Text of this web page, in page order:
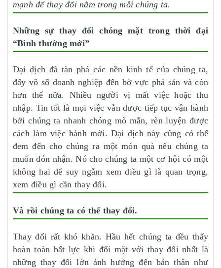
mạnh để thay đổi nằm trong mỗi chúng ta.
Những sự thay đổi chóng mặt trong thời đại
“Bình thường mới”
Đại dịch đã tàn phá các nền kinh tế của chúng ta,
đẩy vô số doanh nghiệp đến bờ vực phá sản và còn
hơn thế nữa. Nhiều người vị mất việc hoặc thu
nhập. Tin tốt là mọi việc vẫn được tiếp tục vận hành
bởi chúng ta nhanh chóng mò mẫn, rèn luyện được
cách làm việc hành mới. Đại dịch này cũng có thể
đem đến cho chúng ra một món quà nếu chúng ta
muốn đón nhận. Nó cho chúng ta một cơ hội có một
không hai để suy ngẫm xem điều gì là quan trọng,
xem điều gì cần thay đổi.
Và rồi chúng ta có thể thay đổi.
Thay đổi rất khó khăn. Hầu hết chúng ta đều thấy
hoàn toàn bất lực khi đối mặt với thay đổi nhất là
những thay đổi lớn ảnh hưởng đến bản thân như